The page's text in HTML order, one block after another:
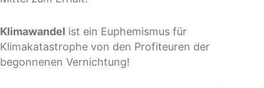
Klimawandel ist ein Euphemismus für
Klimakatastrophe von den Profiteuren der
begonnenen Vernichtung!